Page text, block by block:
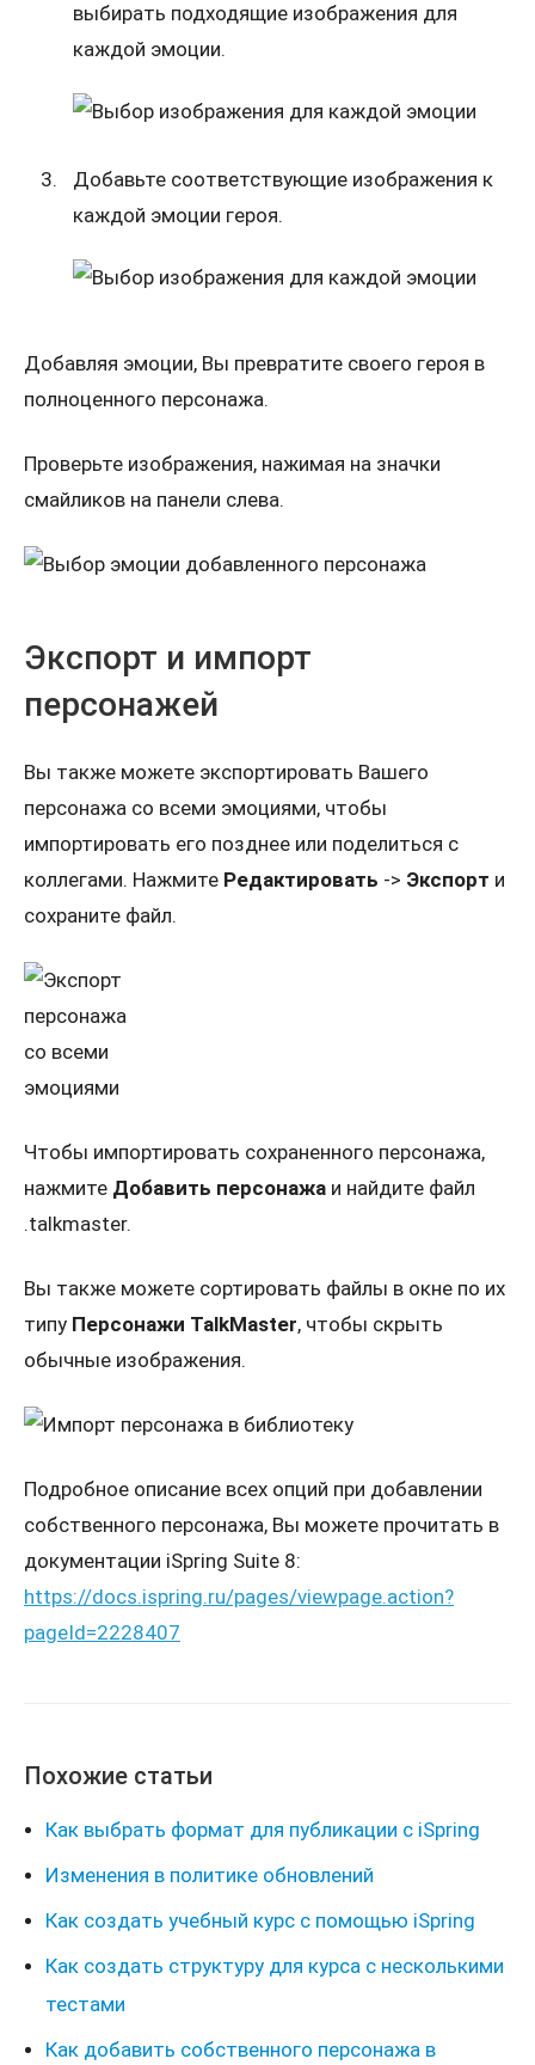
выбирать подходящие изображения для
каждой эмоции.
Добавьте соответствующие изображения к
каждой эмоции героя.
Добавляя эмоции, Вы превратите своего героя в
полноценного персонажа.
Проверьте изображения, нажимая на значки
смайликов на панели слева.
Экспорт и импорт
персонажей
Вы также можете экспортировать Вашего
персонажа со всеми эмоциями, чтобы
импортировать его позднее или поделиться с
коллегами. Нажмите Редактировать -> Экспорт и
сохраните файл.
Чтобы импортировать сохраненного персонажа,
нажмите Добавить персонажа и найдите файл
.talkmaster.
Вы также можете сортировать файлы в окне по их
типу Персонажи TalkMaster, чтобы скрыть
обычные изображения.
Подробное описание всех опций при добавлении
собственного персонажа, Вы можете прочитать в
документации iSpring Suite 8:
https://docs.ispring.ru/pages/viewpage.action?
pageId=2228407
Похожие статьи
Как выбрать формат для публикации с iSpring
Изменения в политике обновлений
Как создать учебный курс с помощью iSpring
Как создать структуру для курса с несколькими
тестами
Как добавить собственного персонажа в